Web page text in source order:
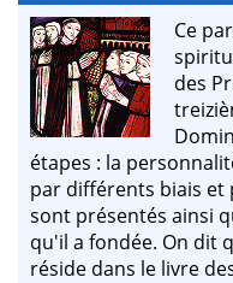
Ce
des
étapes : la
par différents biais et
sont présentés ainsi
qu'il a fondée. On dit
réside dans le livre